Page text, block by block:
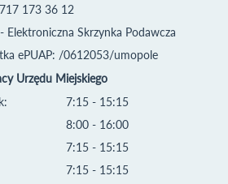
173 36 12
- Elektroniczna Skrzynka Podawcza
ePUAP: /0612053/umopole
Urzędu Miejskiego
7:15 - 15:15
8:00 - 16:00
7:15 - 15:15
7:15 - 15:15